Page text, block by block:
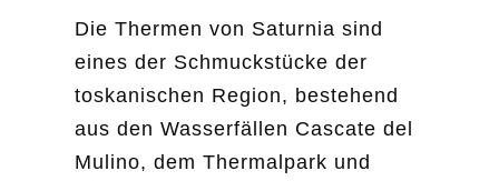
Die Thermen von Saturnia sind
eines der Schmuckstücke der
toskanischen Region, bestehend
aus den Wasserfällen Cascate del
Mulino, dem Thermalpark und